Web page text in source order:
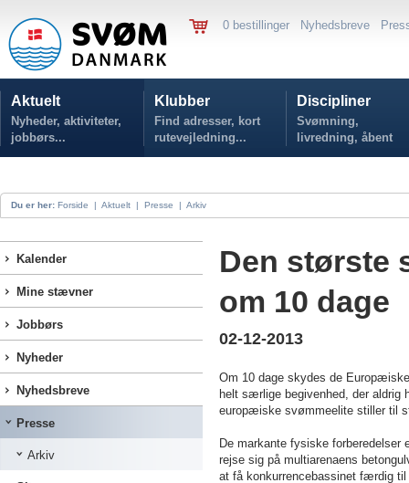
0 bestillinger Nyhedsbreve
Aktuelt
Nyheder, aktiviteter,
jobbørs...
Klubber
Find adresser, kort
rutevejledning...
Discipliner
Svømning,
livredning, åbent
vand...
Du er her: Forside | Aktuelt | Presse | Arkiv
Kalender
Mine stævner
Jobbørs
Nyheder
Nyhedsbreve
Presse
Arkiv
Den største
om 10 dage
02-12-2013
Om 10 dage skydes de
helt særlige begivenhed, der aldrig
europæiske svømmeelite stiller til
De markante fysiske
rejse sig på multiarenaens
at få konkurrencebassinet færdig til